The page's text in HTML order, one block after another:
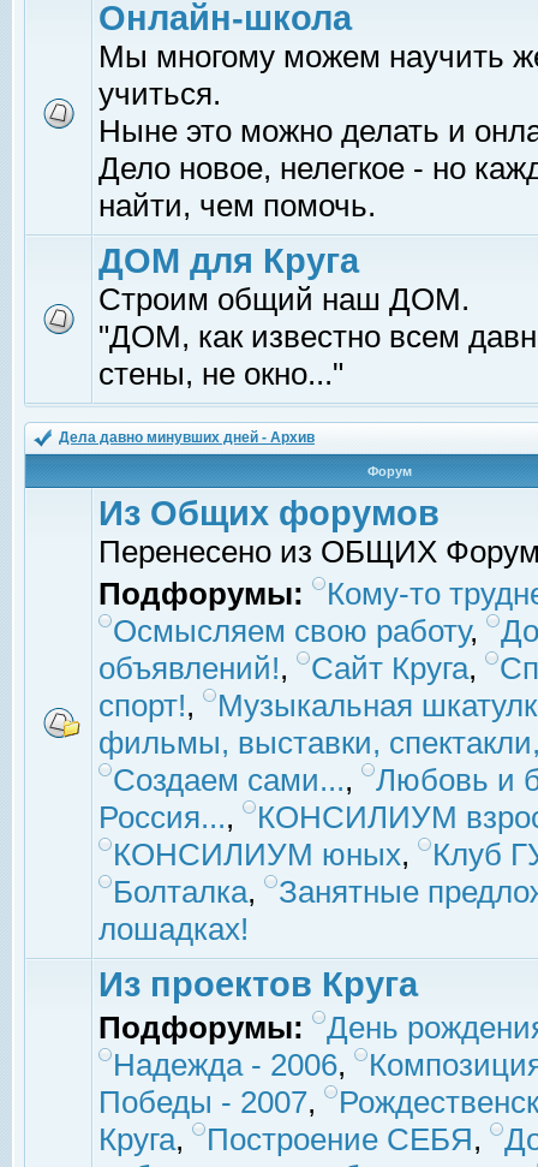
Онлайн-школа
Мы многому можем научить
учиться.
Ныне это можно делать и
Дело новое, нелегкое - но
найти, чем помочь.
ДОМ для Круга
Строим общий наш ДОМ.
"ДОМ, как известно всем
стены, не окно..."
Дела давно минувших дней - Архив
Форум
Из Общих форумов
Перенесено из ОБЩИХ
Подфорумы:
Кому-то
Осмысляем свою работу,
объявлений!, Сайт Круга,
спорт!,
Музыкальная
фильмы, выставки,
Создаем сами...,
Любовь и
Россия...,
КОНСИЛИУМ
КОНСИЛИУМ юных,
Клуб
Болталка,
Занятные
лошадках!
Из проектов Круга
Подфорумы:
День
Надежда - 2006,
Победы - 2007,
Круга, Построение СЕБЯ,